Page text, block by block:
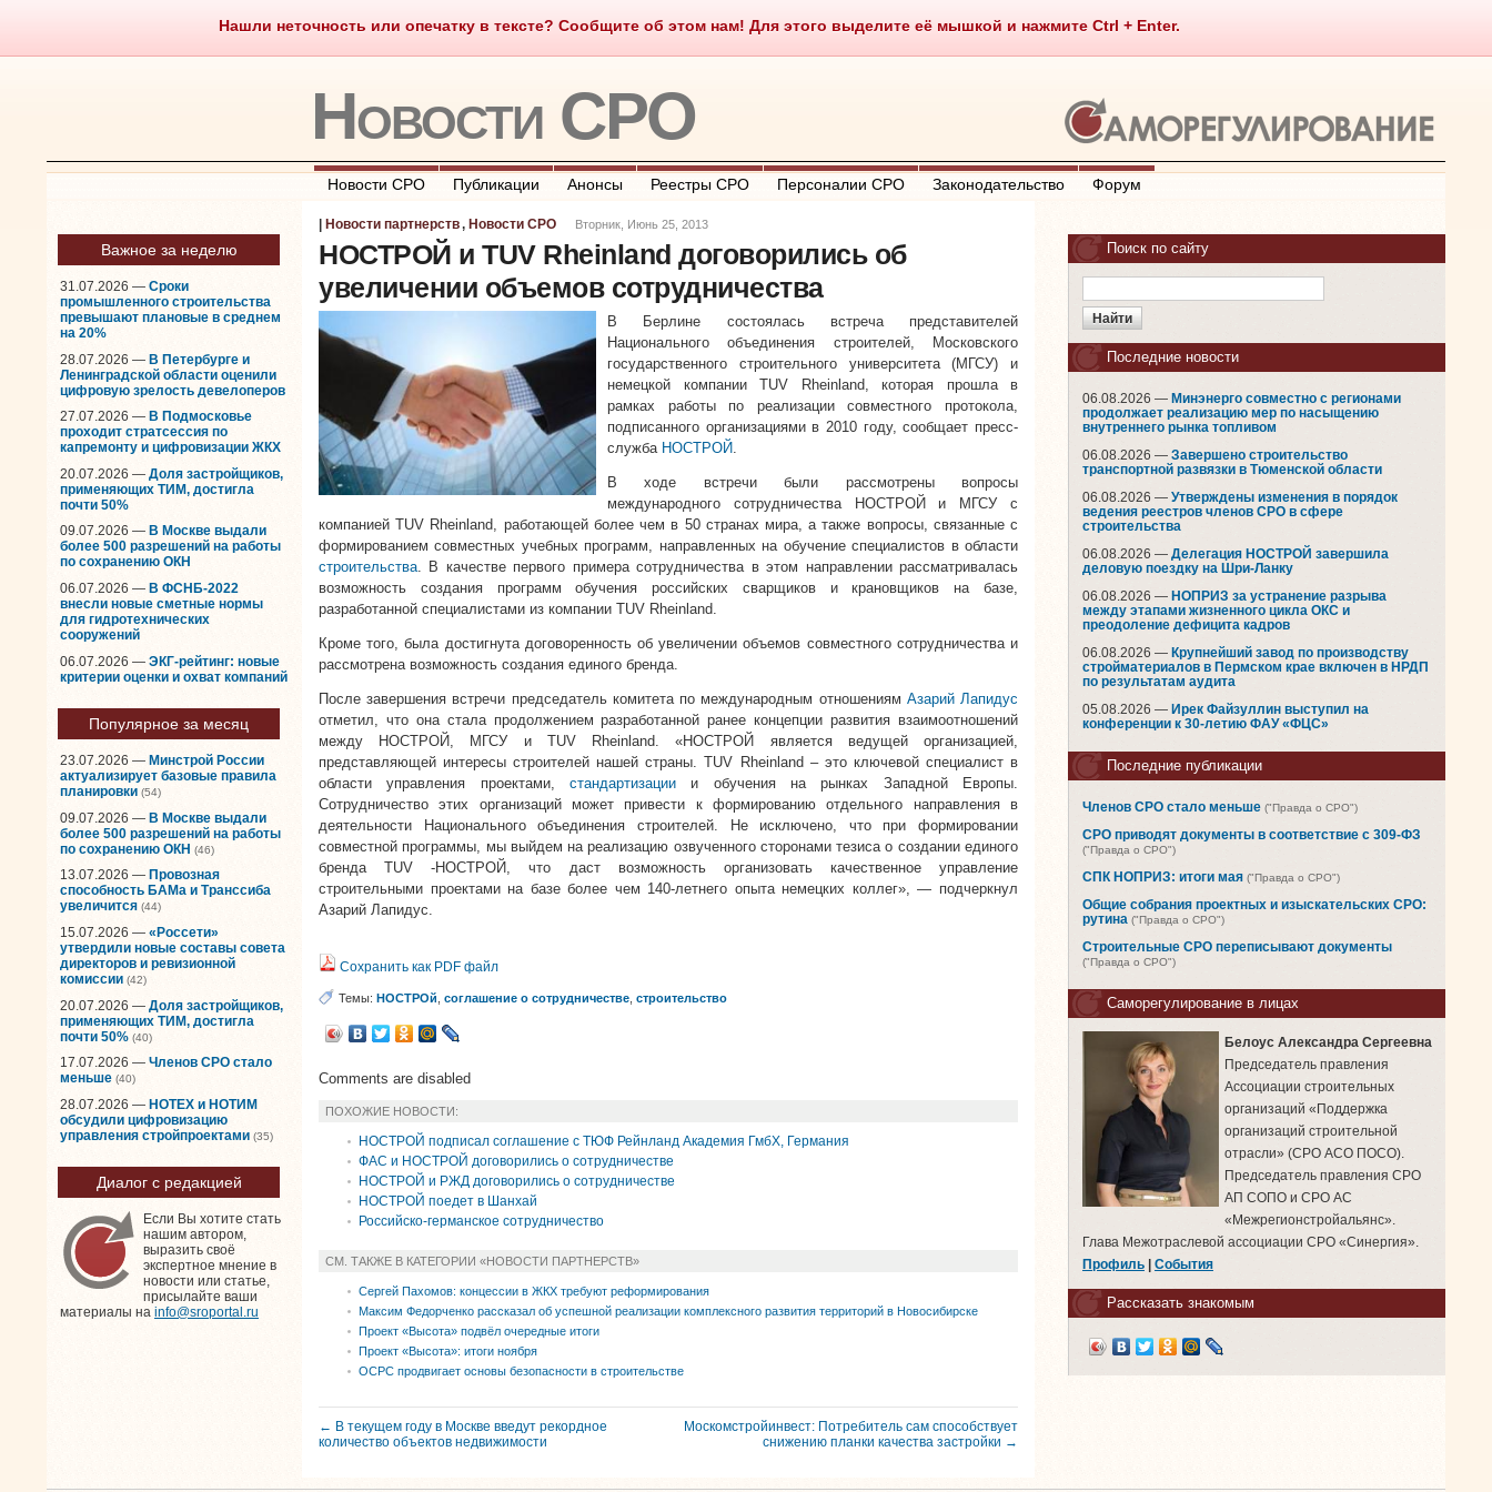
Нашли неточность или опечатку в тексте? Сообщите об этом нам! Для этого выделите её мышкой и нажмите Ctrl + Enter.
Саморегулирование Что такое СРО О портале Контакты Полезные ссылки
Новости СРО
Новости СРО Публикации Анонсы Реестры СРО Персоналии СРО Законодательство Форум
Важное за неделю
31.07.2026 — Сроки
промышленного строительства
превышают плановые в среднем
на 20%
28.07.2026 — В Петербурге и
Ленинградской области оценили
цифровую зрелость девелоперов
27.07.2026 — В Подмосковье
проходит стратсессия по
капремонту и цифровизации ЖКХ
20.07.2026 — Доля застройщиков,
применяющих ТИМ, достигла
почти 50%
09.07.2026 — В Москве выдали
более 500 разрешений на работы
по сохранению ОКН
06.07.2026 — В ФСНБ-2022
внесли новые сметные нормы
для гидротехнических
сооружений
06.07.2026 — ЭКГ-рейтинг: новые
критерии оценки и охват компаний
Популярное за месяц
23.07.2026 — Минстрой России
актуализирует базовые правила
планировки (54)
09.07.2026 — В Москве выдали
более 500 разрешений на работы
по сохранению ОКН (46)
13.07.2026 — Провозная
способность БАМа и Транссиба
увеличится (44)
15.07.2026 — «Россети»
утвердили новые составы совета
директоров и ревизионной
комиссии (42)
20.07.2026 — Доля застройщиков,
применяющих ТИМ, достигла
почти 50% (40)
17.07.2026 — Членов СРО стало
меньше (40)
28.07.2026 — НОТЕХ и НОТИМ
обсудили цифровизацию
управления стройпроектами (35)
Диалог с редакцией
Если Вы хотите стать
нашим автором,
выразить своё
экспертное мнение в
новости или статье,
присылайте ваши
материалы на info@sroportal.ru
Новости партнерств, Новости СРО Вторник, Июнь 25, 2013
НОСТРОЙ и TUV Rheinland договорились об
увеличении объемов сотрудничества
В Берлине состоялась встреча представителей
Национального объединения строителей, Московского
государственного строительного университета (МГСУ) и
немецкой компании TUV Rheinland, которая прошла в
рамках работы по реализации совместного протокола,
подписанного организациями в 2010 году, сообщает пресс-
служба НОСТРОЙ.
В ходе встречи были рассмотрены вопросы
международного сотрудничества НОСТРОЙ и МГСУ с
компанией TUV Rheinland, работающей более чем в 50 странах мира, а также вопросы, связанные с
формированием совместных учебных программ, направленных на обучение специалистов в области
строительства. В качестве первого примера сотрудничества в этом направлении рассматривалась
возможность создания программ обучения российских сварщиков и крановщиков на базе,
разработанной специалистами из компании TUV Rheinland.
Кроме того, была достигнута договоренность об увеличении объемов совместного сотрудничества и
рассмотрена возможность создания единого бренда.
После завершения встречи председатель комитета по международным отношениям Азарий Лапидус
отметил, что она стала продолжением разработанной ранее концепции развития взаимоотношений
между НОСТРОЙ, МГСУ и TUV Rheinland. «НОСТРОЙ является ведущей организацией,
представляющей интересы строителей нашей страны. TUV Rheinland – это ключевой специалист в
области управления проектами, стандартизации и обучения на рынках Западной Европы.
Сотрудничество этих организаций может привести к формированию отдельного направления в
деятельности Национального объединения строителей. Не исключено, что при формировании
совместной программы, мы выйдем на реализацию озвученного сторонами тезиса о создании единого
бренда TUV -НОСТРОЙ, что даст возможность организовать качественное управление
строительными проектами на базе более чем 140-летнего опыта немецких коллег», — подчеркнул
Азарий Лапидус.
Сохранить как PDF файл
Темы: НОСТРОй соглашение о сотрудничестве строительство
Comments are disabled
ПОХОЖИЕ НОВОСТИ:
НОСТРОЙ подписал соглашение с ТЮФ Рейнланд Академия ГмбХ, Германия
ФАС и НОСТРОЙ договорились о сотрудничестве
НОСТРОЙ и РЖД договорились о сотрудничестве
НОСТРОЙ поедет в Шанхай
Российско-германское сотрудничество
СМ. ТАКЖЕ В КАТЕГОРИИ «НОВОСТИ ПАРТНЕРСТВ»
Сергей Пахомов: концессии в ЖКХ требуют реформирования
Максим Федорченко рассказал об успешной реализации комплексного развития территорий в Новосибирске
Проект «Высота» подвёл очередные итоги
Проект «Высота»: итоги ноября
ОСРС продвигает основы безопасности в строительстве
← В текущем году в Москве введут рекордное
количество объектов недвижимости
Москомстройинвест: Потребитель сам способствует
снижению планки качества застройки →
Поиск по сайту
Последние новости
06.08.2026 — Минэнерго совместно с регионами
продолжает реализацию мер по насыщению
внутреннего рынка топливом
06.08.2026 — Завершено строительство
транспортной развязки в Тюменской области
06.08.2026 — Утверждены изменения в порядок
ведения реестров членов СРО в сфере
строительства
06.08.2026 — Делегация НОСТРОЙ завершила
деловую поездку на Шри-Ланку
06.08.2026 — НОПРИЗ за устранение разрыва
между этапами жизненного цикла ОКС и
преодоление дефицита кадров
06.08.2026 — Крупнейший завод по производству
стройматериалов в Пермском крае включен в НРДП
по результатам аудита
05.08.2026 — Ирек Файзуллин выступил на
конференции к 30-летию ФАУ «ФЦС»
Последние публикации
Членов СРО стало меньше ("Правда о СРО")
СРО приводят документы в соответствие с 309-ФЗ
("Правда о СРО")
СПК НОПРИЗ: итоги мая ("Правда о СРО")
Общие собрания проектных и изыскательских СРО:
рутина ("Правда о СРО")
Строительные СРО переписывают документы
("Правда о СРО")
Саморегулирование в лицах
Белоус Александра Сергеевна
Председатель правления
Ассоциации строительных
организаций «Поддержка
организаций строительной
отрасли» (СРО АСО ПОСО).
Председатель правления СРО
АП СОПО и СРО АС
«Межрегионстройальянс».
Глава Межотраслевой ассоциации СРО «Синергия».
Профиль
События
Рассказать знакомым